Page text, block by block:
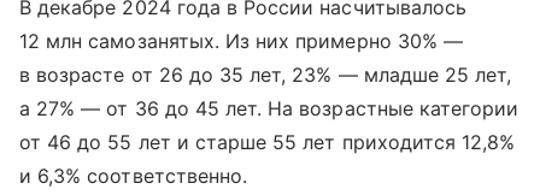
В декабре 2024 года в России насчитывалось
12 млн самозанятых. Из них примерно 30% —
в возрасте от 26 до 35 лет, 23% — младше 25 лет,
а 27% — от 36 до 45 лет. На возрастные категории
от 46 до 55 лет и старше 55 лет приходится 12,8%
и 6,3% соответственно.